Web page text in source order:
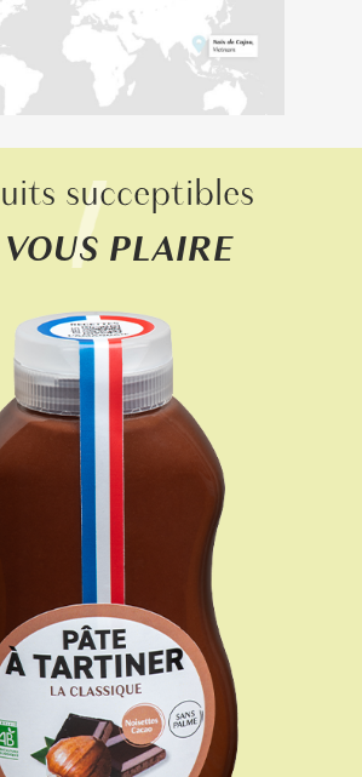
succeptibles
PLAIRE